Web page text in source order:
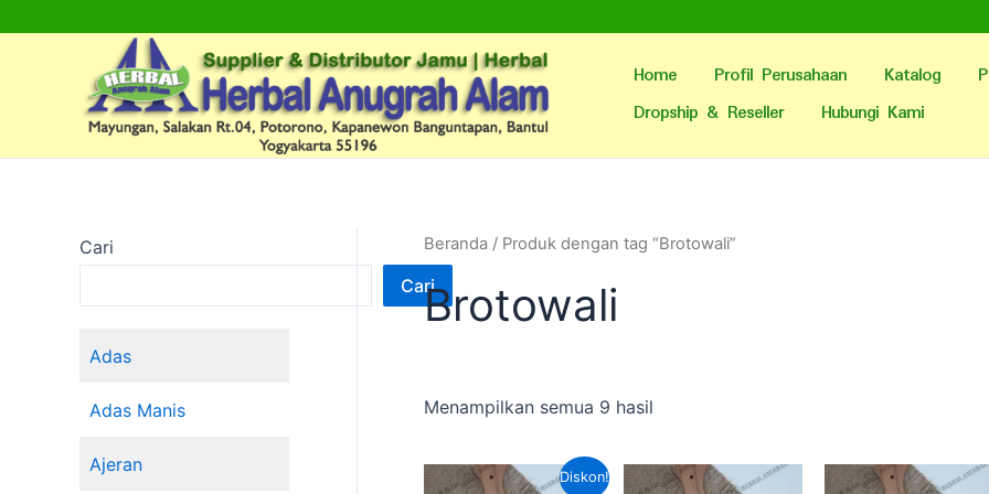
Home Profil Perusahaan Katalog
Dropship & Reseller
Hubungi Kami
Cari
Cari
Adas
Adas Manis
Ajeran
Beranda / Produk dengan tag “Brotowali”
Brotowali
Menampilkan semua 9 hasil
Diskon!
Harga
Harga